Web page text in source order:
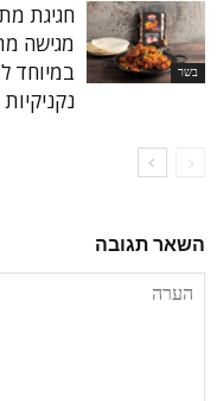
בשר
חגיגת
מגישה
במיוחד
נקניקיות
השאר תגובה